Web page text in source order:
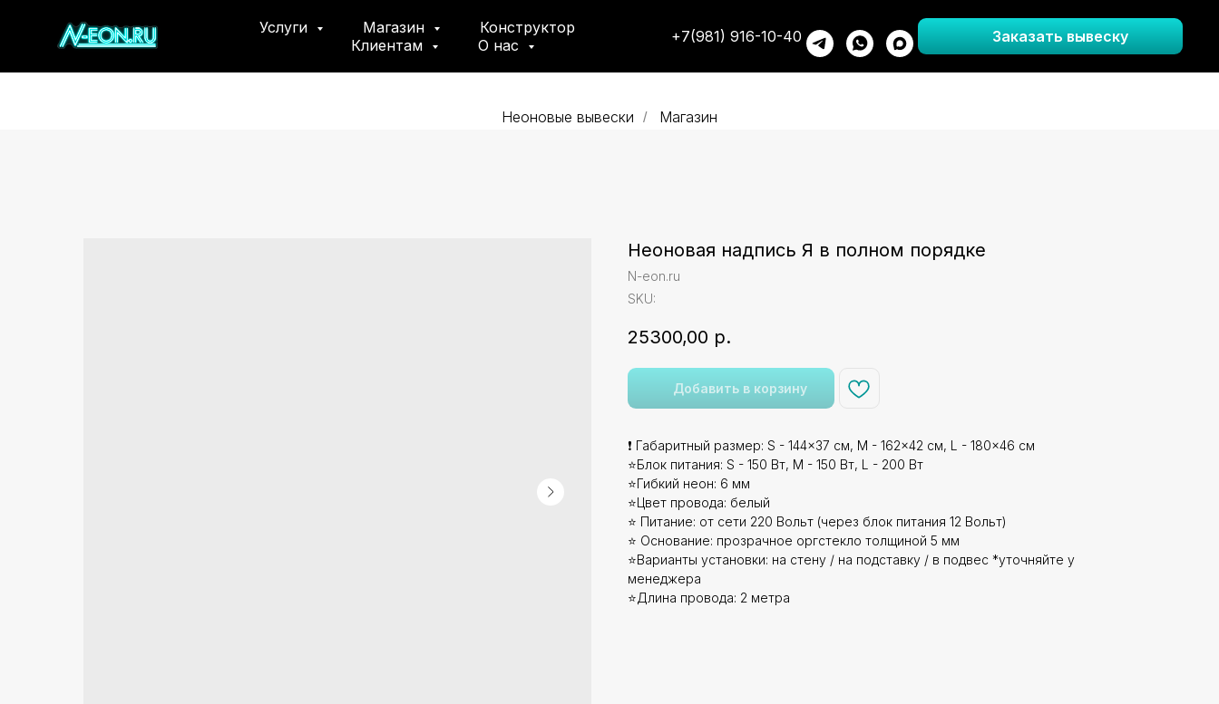
Услуги Магазин
Конструктор
Клиентам
О нас +7(981) 916-10-40 Заказать вывеску
Неоновые вывески / Магазин
Неоновая надпись Я в полном порядке
N-eon.ru
SKU:
25300,00 р.
Добавить в корзину
❗ Габаритный размер: S - 144x37 см, M - 162x42 см, L - 180x46 см
⭐Блок питания: S - 150 Вт, M - 150 Вт, L - 200 Вт
⭐Гибкий неон: 6 мм
⭐Цвет провода: белый
⭐ Питание: от сети 220 Вольт (через блок питания 12 Вольт)
⭐ Основание: прозрачное оргстекло толщиной 5 мм
⭐Варианты установки: на стену / на подставку / в подвес *уточняйте у
менеджера
⭐Длина провода: 2 метра